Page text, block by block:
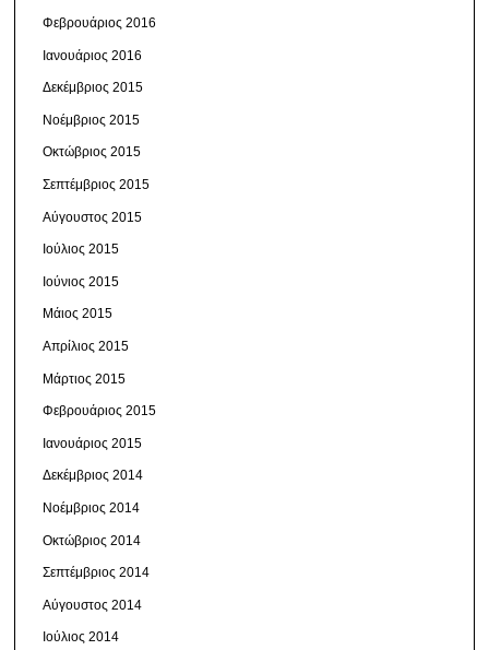
Φεβρουάριος 2016
Ιανουάριος 2016
Δεκέμβριος 2015
Νοέμβριος 2015
Οκτώβριος 2015
Σεπτέμβριος 2015
Αύγουστος 2015
Ιούλιος 2015
Ιούνιος 2015
Μάιος 2015
Απρίλιος 2015
Μάρτιος 2015
Φεβρουάριος 2015
Ιανουάριος 2015
Δεκέμβριος 2014
Νοέμβριος 2014
Οκτώβριος 2014
Σεπτέμβριος 2014
Αύγουστος 2014
Ιούλιος 2014